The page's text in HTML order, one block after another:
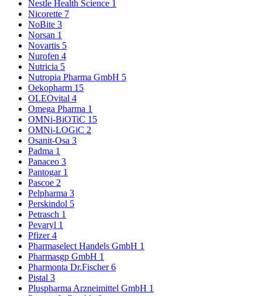
Nestle Health Science 1
Nicorette 7
NoBite 3
Norsan 1
Novartis 5
Nurofen 4
Nutricia 5
Nutropia Pharma GmbH 5
Oekopharm 15
OLEOvital 4
Omega Pharma 1
OMNi-BiOTiC 15
OMNi-LOGiC 2
Osanit-Osa 3
Padma 1
Panaceo 3
Pantogar 1
Pascoe 2
Pelpharma 3
Perskindol 5
Petrasch 1
Pevaryl 1
Pfizer4
Pharmaselect Handels GmbH 1
Pharmasgp GmbH 1
Pharmonta Dr.Fischer6
Pistal 3
Pluspharma Arzneimittel GmbH 1